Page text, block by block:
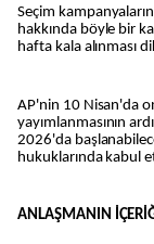
Seçim
hakkında böyle bir
hafta kala alınması
AP'nin 10 Nisan'da
yayımlanmasının
2026'da
hukuklarında kabul
ANLAŞMANIN